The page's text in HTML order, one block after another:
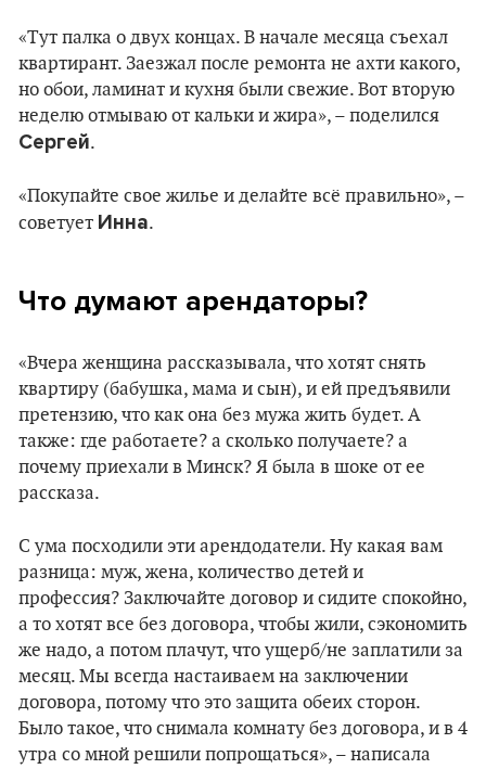
«Тут палка о двух концах. В начале месяца съехал
квартирант. Заезжал после ремонта не ахти какого,
но обои, ламинат и кухня были свежие. Вот вторую
неделю отмываю от кальки и жира», – поделился
Сергей.
«Покупайте свое жилье и делайте всё правильно», –
советует Инна.
Что думают арендаторы?
«Вчера женщина рассказывала, что хотят снять
квартиру (бабушка, мама и сын), и ей предъявили
претензию, что как она без мужа жить будет. А
также: где работаете? а сколько получаете? а
почему приехали в Минск? Я была в шоке от ее
рассказа.
С ума посходили эти арендодатели. Ну какая вам
разница: муж, жена, количество детей и
профессия? Заключайте договор и сидите спокойно,
а то хотят все без договора, чтобы жили, сэкономить
же надо, а потом плачут, что ущерб/не заплатили за
месяц. Мы всегда настаиваем на заключении
договора, потому что это защита обеих сторон.
Было такое, что снимала комнату без договора, и в 4
утра со мной решили попрощаться», – написала